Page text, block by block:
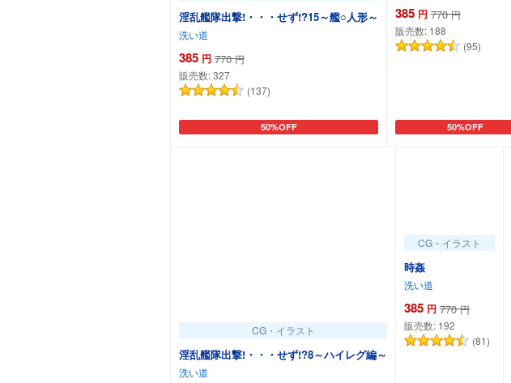
淫乱艦隊出撃!・・・せず!?15～艦○人形～
洗い道
385 円 770 円
販売数:327
(137)
50%OFF
カートに追加
385 円 770 円
販売数: 188
(95)
50%OFF
カートに追加
CG・イラスト
淫乱艦隊出撃!・・・せず!?8～ハイレグ編～
洗い道
CG・イラスト
時姦
洗い道
385 円 770 円
販売数: 192
(81)